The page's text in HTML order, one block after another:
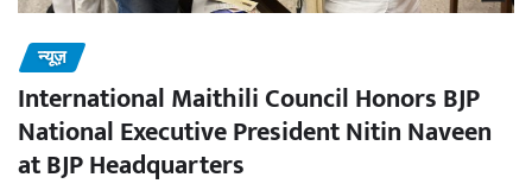
न्यूज़
International Maithili Council Honors BJP
National Executive President Nitin Naveen
at BJP Headquarters